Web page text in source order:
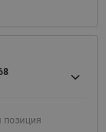
позиция